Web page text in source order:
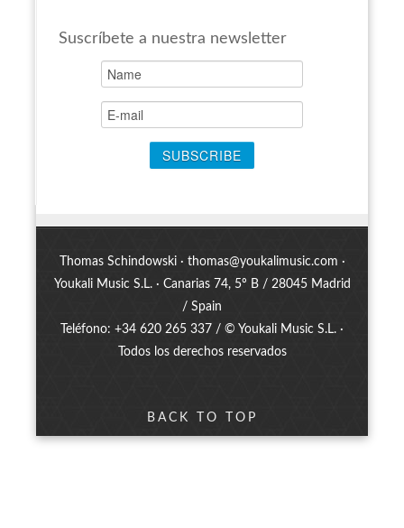
Suscríbete a nuestra newsletter
Thomas Schindowski · thomas@youkalimusic.com ·
Youkali Music S.L. · Canarias 74, 5º B / 28045 Madrid
/ Spain
Teléfono: +34 620 265 337 / © Youkali Music S.L. ·
Todos los derechos reservados
BACK TO TOP